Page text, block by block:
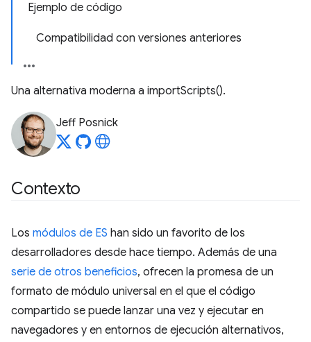
Ejemplo de código
Compatibilidad con versiones anteriores
Una alternativa moderna a importScripts().
Jeff Posnick
Contexto
Los módulos de ES han sido un favorito de los
desarrolladores desde hace tiempo. Además de una
serie de otros beneficios, ofrecen la promesa de un
formato de módulo universal en el que el código
compartido se puede lanzar una vez y ejecutar en
navegadores y en entornos de ejecución alternativos,